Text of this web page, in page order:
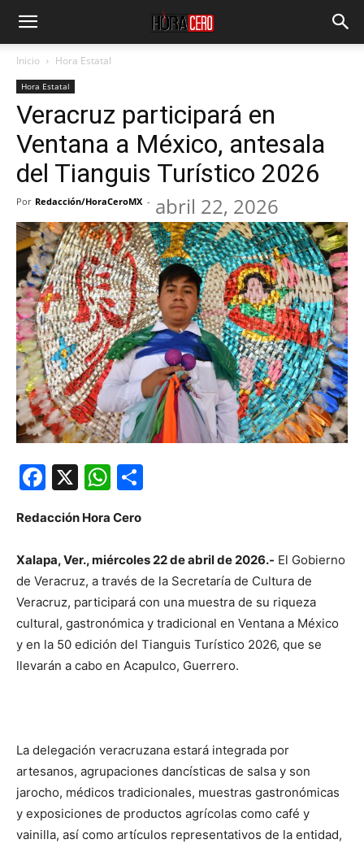
Inicio Hora Estatal
Hora Estatal
Veracruz participará en
Ventana a México, antesala
del Tianguis Turístico 2026
Por Redacción/HoraCeroMX - abril 22, 2026
Facebook
X WhatsApp
Redacción Hora Cero
Xalapa, Ver., miércoles 22 de abril de 2026.- El Gobierno
de Veracruz, a través de la Secretaría de Cultura de
Veracruz, participará con una muestra de su riqueza
cultural, gastronómica y tradicional en Ventana a México
y en la 50 edición del Tianguis Turístico 2026, que se
llevarán a cabo en Acapulco, Guerrero.
La delegación veracruzana estará integrada por
artesanos, agrupaciones dancísticas de salsa y son
jarocho, médicos tradicionales, muestras gastronómicas
y exposiciones de productos agrícolas como café y
vainilla, así como artículos representativos de la entidad,